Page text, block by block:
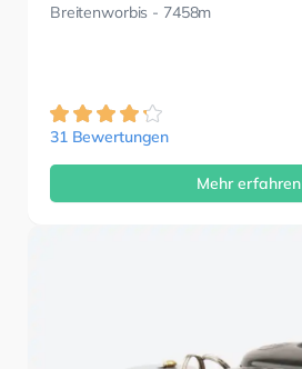
Breitenworbis - 7458m
31 Bewertungen
Mehr erfahren